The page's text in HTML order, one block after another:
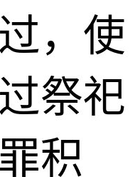
，使
祭祀
积